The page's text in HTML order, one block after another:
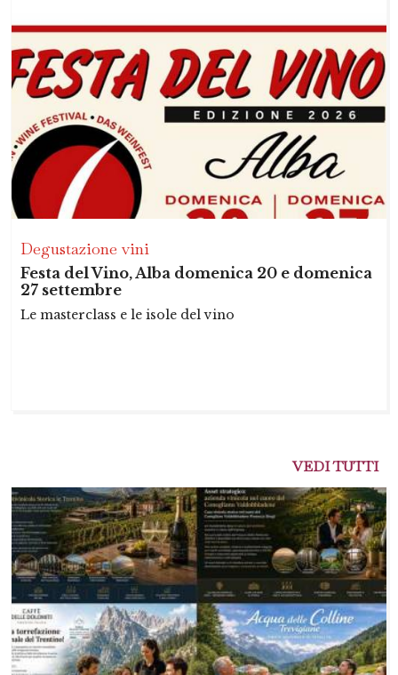
Degustazione vini
Festa del Vino, Alba domenica 20 e domenica
27 settembre
Le masterclass e le isole del vino
VEDI TUTTI